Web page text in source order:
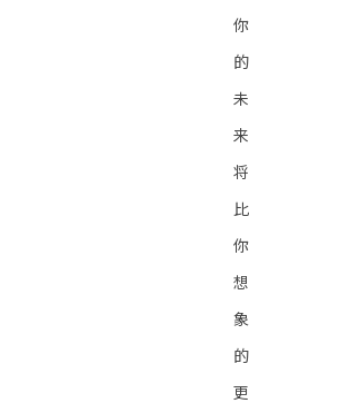
你
的
未
来
将
比
你
想
象
的
更